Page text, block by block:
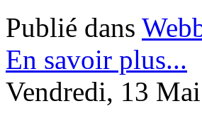
Publié dans
En savoir plus...
Vendredi, 13